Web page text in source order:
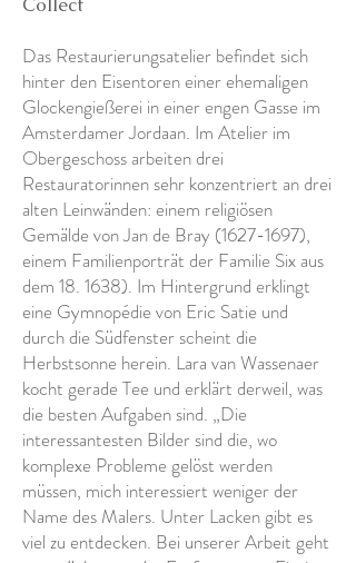
Das Restaurierungsatelier befindet sich
hinter den Eisentoren einer ehemaligen
Glockengießerei in einer engen Gasse im
Amsterdamer Jordaan. Im Atelier im
Obergeschoss arbeiten drei
Restauratorinnen sehr konzentriert an drei
alten Leinwänden: einem religiösen
Gemälde von Jan de Bray (1627-1697),
einem Familienporträt der Familie Six aus
dem 18. 1638). Im Hintergrund erklingt
eine Gymnopédie von Eric Satie und
durch die Südfenster scheint die
Herbstsonne herein. Lara van Wassenaer
kocht gerade Tee und erklärt derweil, was
die besten Aufgaben sind. „Die
interessantesten Bilder sind die, wo
komplexe Probleme gelöst werden
müssen, mich interessiert weniger der
Name des Malers. Unter Lacken gibt es
viel zu entdecken. Bei unserer Arbeit geht